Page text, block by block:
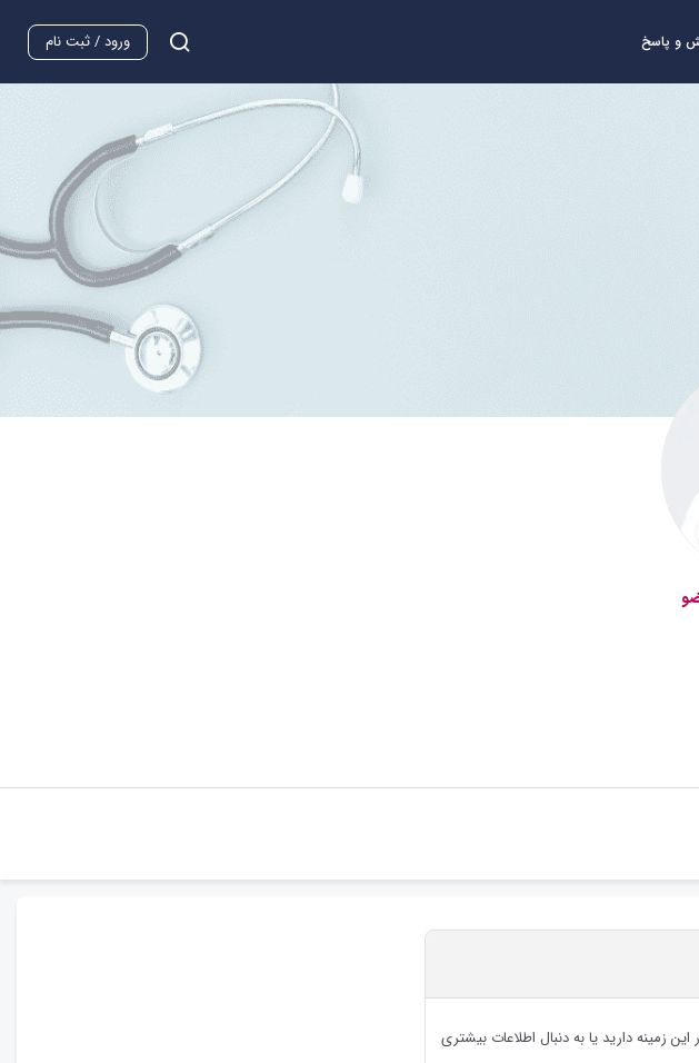
و پاسخ ورود / ثبت نام
زمینه دارید یا به دنبال اطلاعات بیشتری